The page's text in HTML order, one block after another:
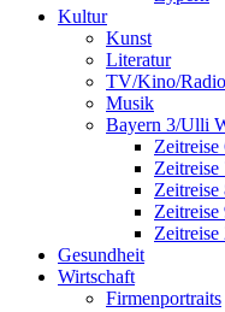
Kultur
Kunst
Literatur
TV/Kino/Radio
Musik
Bayern 3/Ulli
Zeitreise
Zeitreise
Zeitreise
Zeitreise
Zeitreise
Gesundheit
Wirtschaft
Firmenportraits